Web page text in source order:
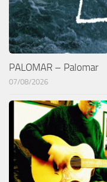
PALOMAR – Palomar
07/08/2026